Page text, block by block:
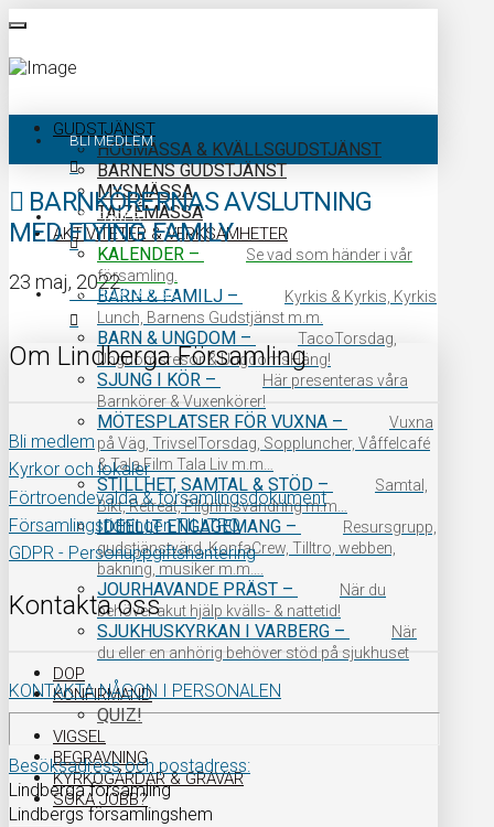
GUDSTJÄNST
HÖGMÄSSA & KVÄLLSGUDSTJÄNST
BARNENS GUDSTJÄNST
MYSMÄSSA
TAIZÉMÄSSA
AKTIVITETER & VERKSAMHETER
KALENDER –
Se vad som händer i vår
församling.
BARN & FAMILJ –
Kyrkis & Kyrkis, Kyrkis
Lunch, Barnens Gudstjänst m.m.
BARN & UNGDOM –
TacoTorsdag,
Ungdomsresor & UngdomsHäng!
SJUNG I KÖR –
Här presenteras våra
Barnkörer & Vuxenkörer!
MÖTESPLATSER FÖR VUXNA –
Vuxna
på Väg, TrivselTorsdag, Soppluncher, Våffelcafé
& Tala Film Tala Liv m.m…
STILLHET, SAMTAL & STÖD –
Samtal,
Bikt, Retreat, Pilgrimsvandring m.m…
IDEELLT ENGAGEMANG –
Resursgrupp,
gudstjänstvärd, KonfaCrew, Tilltro, webben,
bakning, musiker m.m….
JOURHAVANDE PRÄST –
När du
behöver akut hjälp kvälls- & nattetid!
SJUKHUSKYRKAN I VARBERG –
När
du eller en anhörig behöver stöd på sjukhuset
DOP
KONFIRMAND
QUIZ!
VIGSEL
BEGRAVNING
KYRKOGÅRDAR & GRAVAR
SÖKA JOBB?
BLI MEDLEM
KALENDER
KONTAKTA OSS
BARNKÖRERNAS AVSLUTNING
MED FLYING FAMILY
23 maj, 2022
Om Lindberga Församling
Bli medlem
Kyrkor och lokaler
Förtroendevalda & församlingsdokument
Församlingstidningen TILLTRO
GDPR - Personuppgiftshantering
Kontakta oss
KONTAKTA NÅGON I PERSONALEN
Besöksadress och postadress:
Lindberga församling
Lindbergs församlingshem